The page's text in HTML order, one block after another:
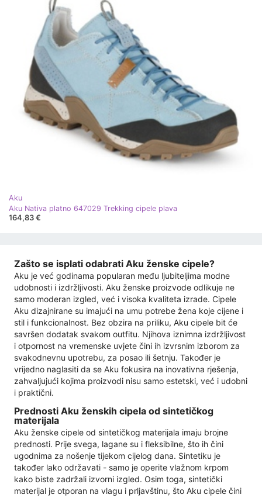
Aku
Aku Nativa platno 647029 Trekking cipele plava
164,83 €
Zašto se isplati odabrati Aku ženske cipele?
Aku je već godinama popularan među ljubiteljima modne
udobnosti i izdržljivosti. Aku ženske proizvode odlikuje ne
samo moderan izgled, već i visoka kvaliteta izrade. Cipele
Aku dizajnirane su imajući na umu potrebe žena koje cijene i
stil i funkcionalnost. Bez obzira na priliku, Aku cipele bit će
savršen dodatak svakom outfitu. Njihova iznimna izdržljivost
i otpornost na vremenske uvjete čini ih izvrsnim izborom za
svakodnevnu upotrebu, za posao ili šetnju. Također je
vrijedno naglasiti da se Aku fokusira na inovativna rješenja,
zahvaljujući kojima proizvodi nisu samo estetski, već i udobni
i praktični.
Prednosti Aku ženskih cipela od sintetičkog
materijala
Aku ženske cipele od sintetičkog materijala imaju brojne
prednosti. Prije svega, lagane su i fleksibilne, što ih čini
ugodnima za nošenje tijekom cijelog dana. Sintetiku je
također lako održavati - samo je operite vlažnom krpom
kako biste zadržali izvorni izgled. Osim toga, sintetički
materijal je otporan na vlagu i prljavštinu, što Aku cipele čini